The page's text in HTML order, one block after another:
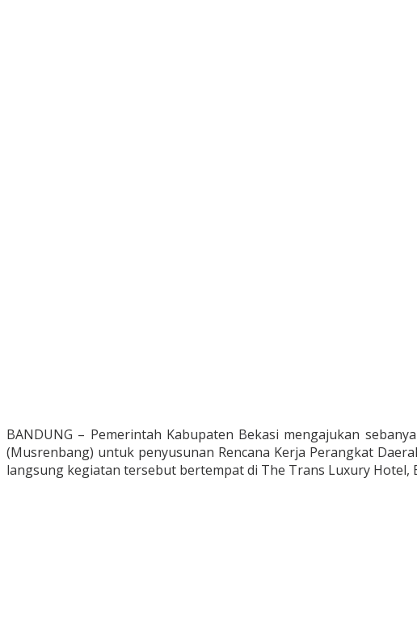
BANDUNG – Pemerintah Kabupaten Bekasi mengajukan
(Musrenbang) untuk penyusunan Rencana Kerja Perangkat
langsung kegiatan tersebut bertempat di The Trans Luxury Hotel,